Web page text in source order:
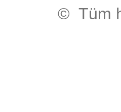
© Tüm